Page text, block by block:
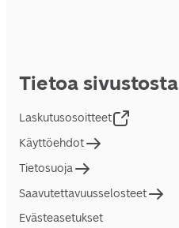
Tietoa sivustosta
Laskutusosoitteet
Käyttöehdot
Tietosuoja
Saavutettavuusselosteet
Evästeasetukset